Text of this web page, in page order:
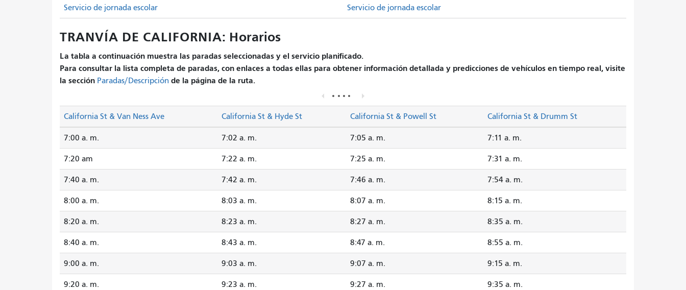
Servicio de jornada escolar Servicio de jornada escolar
TRANVÍA DE CALIFORNIA: Horarios
La tabla a continuación muestra las paradas seleccionadas y el servicio planificado.
Para consultar la lista completa de paradas, con enlaces a todas ellas para obtener información detallada y predicciones de vehículos en tiempo real, visite
la sección Paradas/Descripción de la página de la ruta.
California St & Van Ness Ave California St & Hyde St California St & Powell St California St & Drumm St
7:00 a. m. 7:02 a. m. 7:05 a. m. 7:11 a. m.
7:20 am 7:22 a. m. 7:25 a. m. 7:31 a. m.
7:40 a. m. 7:42 a. m. 7:46 a. m. 7:54 a. m.
8:00 a. m. 8:03 a. m. 8:07 a. m. 8:15 a. m.
8:20 a. m. 8:23 a. m. 8:27 a. m. 8:35 a. m.
8:40 a. m. 8:43 a. m. 8:47 a. m. 8:55 a. m.
9:00 a. m. 9:03 a. m. 9:07 a. m. 9:15 a. m.
9:20 a. m. 9:23 a. m. 9:27 a. m. 9:35 a. m.